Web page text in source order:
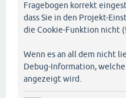
Fragebogen korrekt
dass Sie in den Projekt-
die Cookie-Funktion nicht
Wenn es an all dem nicht
Debug-Information,
angezeigt wird.